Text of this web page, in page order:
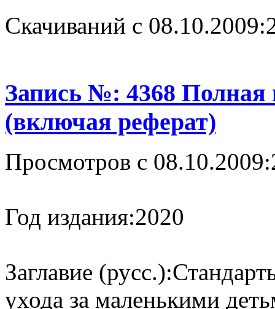
Cкачиваний с 08.10.2009:
Запись №: 4368 Полная
(включая реферат)
Просмотров с 08.10.2009:
Год издания:2020
Заглавие (русс.):
ухода за маленькими